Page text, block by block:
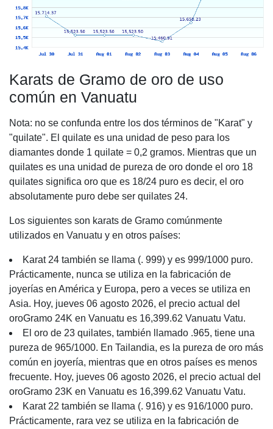
Karats de Gramo de oro de uso
común en Vanuatu
Nota: no se confunda entre los dos términos de "Karat" y
"quilate". El quilate es una unidad de peso para los
diamantes donde 1 quilate = 0,2 gramos. Mientras que un
quilates es una unidad de pureza de oro donde el oro 18
quilates significa oro que es 18/24 puro es decir, el oro
absolutamente puro debe ser quilates 24.
Los siguientes son karats de Gramo comúnmente
utilizados en Vanuatu y en otros países:
Karat 24 también se llama (. 999) y es 999/1000 puro.
Prácticamente, nunca se utiliza en la fabricación de
joyerías en América y Europa, pero a veces se utiliza en
Asia. Hoy, jueves 06 agosto 2026, el precio actual del
oroGramo 24K en Vanuatu es 16,399.62 Vanuatu Vatu.
El oro de 23 quilates, también llamado .965, tiene una
pureza de 965/1000. En Tailandia, es la pureza de oro más
común en joyería, mientras que en otros países es menos
frecuente. Hoy, jueves 06 agosto 2026, el precio actual del
oroGramo 23K en Vanuatu es 16,399.62 Vanuatu Vatu.
Karat 22 también se llama (. 916) y es 916/1000 puro.
Prácticamente, rara vez se utiliza en la fabricación de